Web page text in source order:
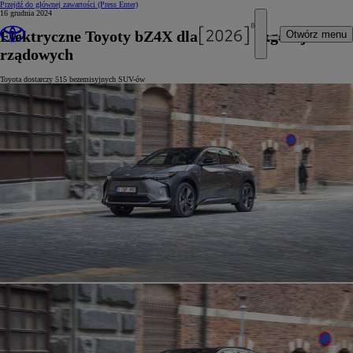
Przejdź do głównej zawartości (Press Enter)
Otwórz menu
16 grudnia 2024
Elektryczne Toyoty bZ4X dla czeskich agencji
rządowych
Toyota dostarczy 515 bezemisyjnych SUV-ów